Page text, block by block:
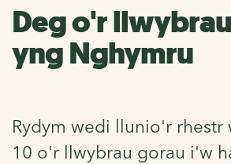
Deg o'r
yng Nghymru
Rydym wedi llunio'r rhestr
10 o'r llwybrau gorau i'w